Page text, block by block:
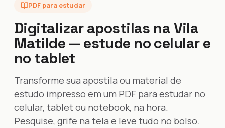
PDF para estudar
Digitalizar apostilas na Vila
Matilde — estude no celular e
no tablet
Transforme sua apostila ou material de
estudo impresso em um PDF para estudar no
celular, tablet ou notebook, na hora.
Pesquise, grife na tela e leve tudo no bolso.